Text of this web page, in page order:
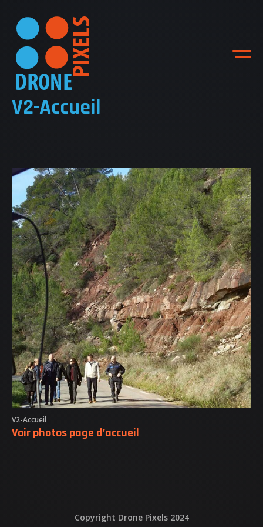
ACCUEIL
NOS DIFFERENTES
PRESTATIONS
NOS REALISATIONS
QUI EST DERRIERE
NOUS CONTACTER
ATTESTATIONS
V2-Accueil
V2-Accueil
Voir photos page d’accueil
Copyright Drone Pixels 2024